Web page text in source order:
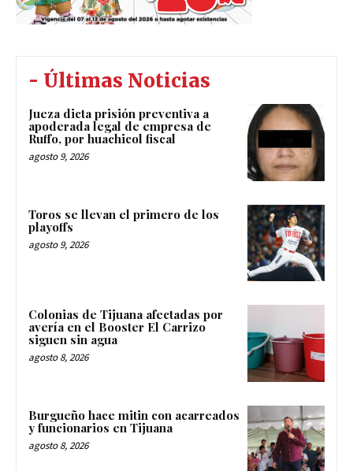
- Últimas Noticias
Jueza dicta prisión preventiva a
apoderada legal de empresa de
Ruffo, por huachicol fiscal
agosto 9, 2026
Toros se llevan el primero de los
playoffs
agosto 9, 2026
Colonias de Tijuana afectadas por
avería en el Booster El Carrizo
siguen sin agua
agosto 8, 2026
Burgueño hace mitin con acarreados
y funcionarios en Tijuana
agosto 8, 2026